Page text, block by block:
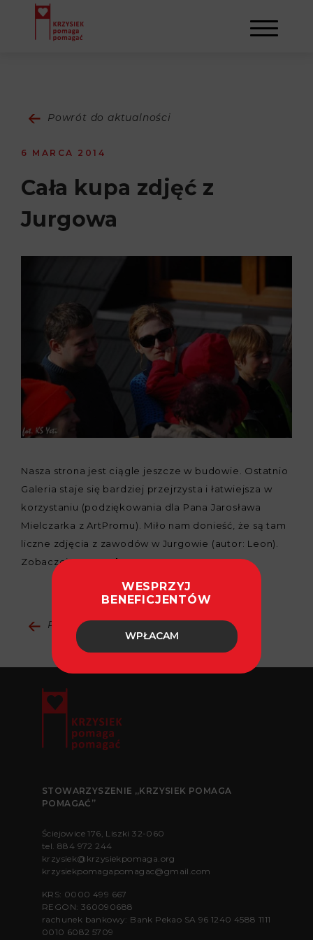
NAPISALI O NAS
GALERIA
DZIAŁALNOŚĆ
NASI BENEFICJENCI
SULEJMAN
KONTAKT
REJESTRACJA
Powrót do aktualności
6 MARCA 2014
Cała kupa zdjęć z
Jurgowa
Nasza strona jest ciągle jeszcze w budowie. Ostatnio
Galeria staje się bardziej przejrzysta i łatwiejsza w
korzystaniu (podziękowania dla Pana Jarosława
Mielczarka z ArtPromu). Miło nam donieść, że są tam
liczne zdjęcia z zawodów w Jurgowie (autor: Leon).
Zobaczcie:Zawody 2014
Powrót do aktualności
WESPRZYJ
BENEFICJENTÓW
WPŁACAM
STOWARZYSZENIE „KRZYSIEK POMAGA
POMAGAĆ”
Ściejowice 176, Liszki 32-060
tel. 884 972 244
krzysiek@krzysiekpomaga.org
krzysiekpomagapomagac@gmail.com
KRS: 0000 499 667
REGON: 360090688
rachunek bankowy: Bank Pekao SA 96 1240 4588 1111
0010 6082 5709